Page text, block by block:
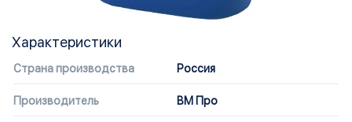
Характеристики
Страна производства Россия
Производитель ВМ Про